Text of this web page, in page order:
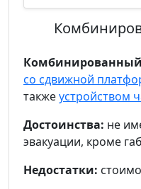
Комбинированный
со сдвижной
такжеустройством
Достоинства: не
эвакуации, кроме
Недостатки: